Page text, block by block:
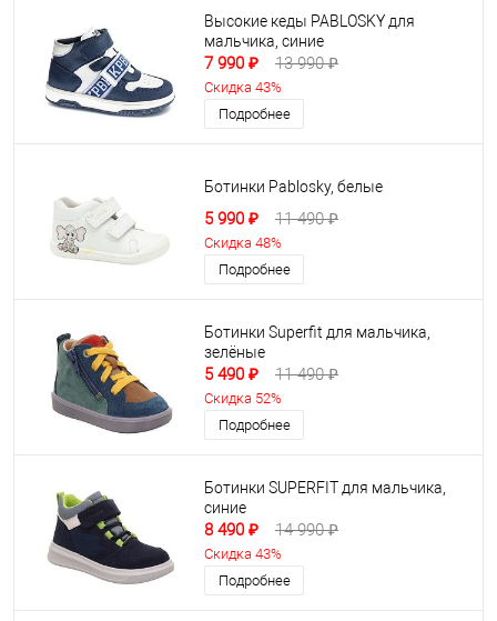
Высокие кеды PABLOSKY для
мальчика, синие
7 990 ₽ 13 990 ₽
Скидка 43%
Подробнее
Ботинки Pablosky, белые
5 990 ₽ 11 490 ₽
Скидка 48%
Подробнее
Ботинки Superfit для мальчика,
зелёные
5 490 ₽ 11 490 ₽
Скидка 52%
Подробнее
Ботинки SUPERFIT для мальчика,
синие
8 490 ₽ 14 990 ₽
Скидка 43%
Подробнее